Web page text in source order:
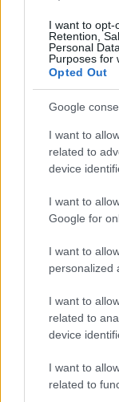
I want to opt-
Retention,
Personal
Purposes for
Opted Out
Google
I want to
related to
device
I want to
Google for
I want to
personalized
I want to
related to
device
I want to
related to
ΕΛΛΑΔΑ 27/12/2025
Χαρδαλιάς
μόνος του
ΟΙΚΟΝΟΜΙΑ 20/11/
Oxfam: Τα
κόστος